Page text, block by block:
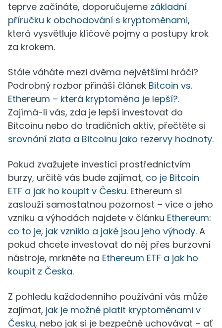
teprve začínáte, doporučujeme základní
příručku k obchodování s kryptoměnami,
která vysvětluje klíčové pojmy a postupy krok
za krokem.
Stále váháte mezi dvěma největšími hráči?
Podrobný rozbor přináší článek Bitcoin vs.
Ethereum – která kryptoměna je lepší?.
Zajímá-li vás, zda je lepší investovat do
Bitcoinu nebo do tradičních aktiv, přečtěte si
srovnání zlata a Bitcoinu jako rezervy hodnoty.
Pokud zvažujete investici prostřednictvím
burzy, určitě vás bude zajímat, co je Bitcoin
ETF a jak ho koupit v Česku. Ethereum si
zaslouží samostatnou pozornost – více o jeho
vzniku a výhodách najdete v článku Ethereum:
co to je, jak vzniklo a jaké jsou jeho výhody. A
pokud chcete investovat do něj přes burzovní
nástroje, mrkněte na Ethereum ETF a jak ho
koupit z Česka.
Z pohledu každodenního používání vás může
zajímat, jak je možné platit kryptoměnami v
Česku, nebo jak si je bezpečně uchovávat – ať